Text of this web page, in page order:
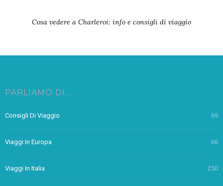
Cosa vedere a Charleroi: info e consigli di viaggio
PARLIAMO DI…
Consigli Di Viaggio 69
Viaggi In Europa 66
Viaggi In Italia 250